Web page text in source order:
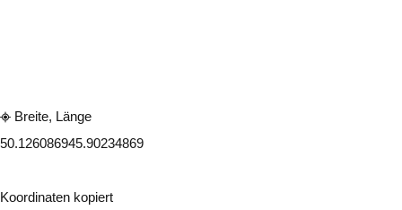
Breite, Länge
50.126086945.90234869
Koordinaten kopiert